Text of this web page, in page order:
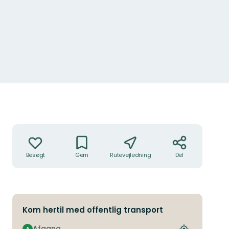
Besøgt Gem Rutevejledning Del
Kom hertil med offentlig transport